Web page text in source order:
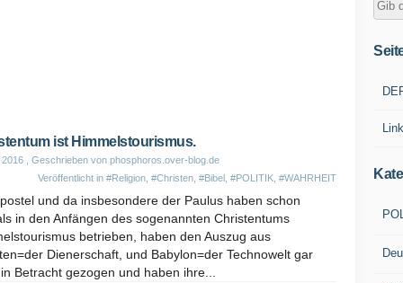
ist Himmelstourismus.
2016 , Geschrieben von phosphoros.over-blog.de
Veröffentlicht in #Religion #Christen #Bibel #POLITIK #WAHRHEIT
und da insbesondere der Paulus haben schon
in den Anfängen des sogenannten Christentums
betrieben, haben den Auszug aus
Dienerschaft, und Babylon=der Technowelt gar
Betracht gezogen und haben ihre...